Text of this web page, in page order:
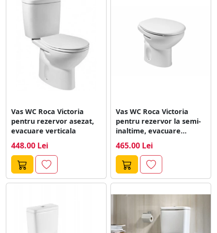
Vas WC Roca Victoria
pentru rezervor asezat,
evacuare verticala
448.00 Lei
Vas WC Roca Victoria
pentru rezervor la semi-
inaltime, evacuare
465.00 Lei